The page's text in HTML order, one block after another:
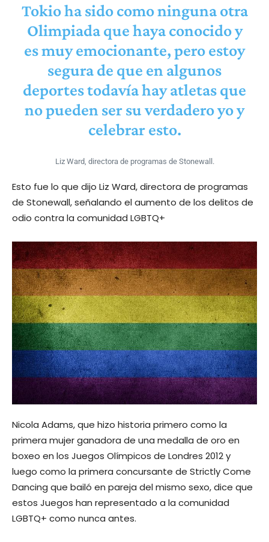
Tokio ha sido como ninguna otra
Olimpiada que haya conocido y
es muy emocionante, pero estoy
segura de que en algunos
deportes todavía hay atletas que
no pueden ser su verdadero yo y
celebrar esto.
Liz Ward, directora de programas de Stonewall.
Esto fue lo que dijo Liz Ward, directora de programas
de Stonewall, señalando el aumento de los delitos de
odio contra la comunidad LGBTQ+
Nicola Adams, que hizo historia primero como la
primera mujer ganadora de una medalla de oro en
boxeo en los Juegos Olímpicos de Londres 2012 y
luego como la primera concursante de Strictly Come
Dancing que bailó en pareja del mismo sexo, dice que
estos Juegos han representado a la comunidad
LGBTQ+ como nunca antes.